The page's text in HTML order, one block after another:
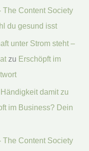
The Content Society
du gesund isst
unter Strom steht –
zu Erschöpft im
damit zu
im Business? Dein
The Content Society